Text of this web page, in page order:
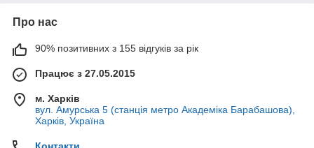
Про нас
90% позитивних з 155 відгуків за рік
Працює з 27.05.2015
м. Харків
вул. Амурська 5 (станція метро Академіка Барабашова),
Харків, Україна